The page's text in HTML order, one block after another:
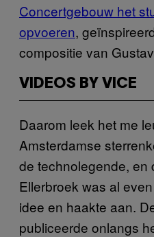
Concertgebouw het
opvoeren,
compositie van
VIDEOS BY VICE
Daarom leek het me
Amsterdamse
de technolegende, en
Ellerbroek was al
idee en haakte aan.
publiceerde onlangs